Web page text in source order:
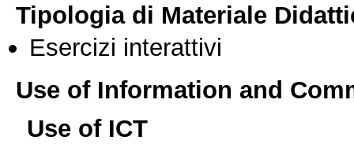
Tipologia di Materiale
Esercizi interattivi
Use of Information and
Use of ICT